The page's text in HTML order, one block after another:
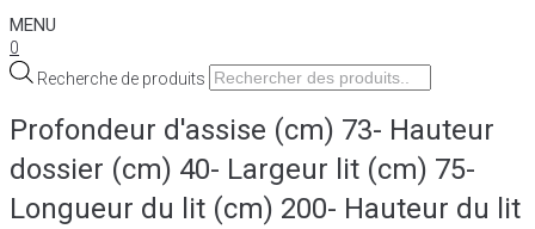
MENU
0
Recherche de produits
Profondeur d'assise (cm) 73- Hauteur
dossier (cm) 40- Largeur lit (cm) 75-
Longueur du lit (cm) 200- Hauteur du lit